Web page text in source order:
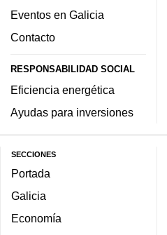
Eventos en Galicia
Contacto
RESPONSABILIDAD SOCIAL
Eficiencia energética
Ayudas para inversiones
SECCIONES
Portada
Galicia
Economía